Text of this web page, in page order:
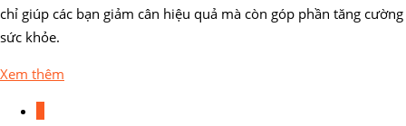
chỉ giúp các bạn giảm cân hiệu quả mà còn góp phần tăng cường
sức khỏe.
Xem thêm